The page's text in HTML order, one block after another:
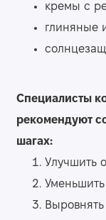
кремы с
глиняные
Специалисты
рекомендуют
шагах:
Улучшить
Уменьшить